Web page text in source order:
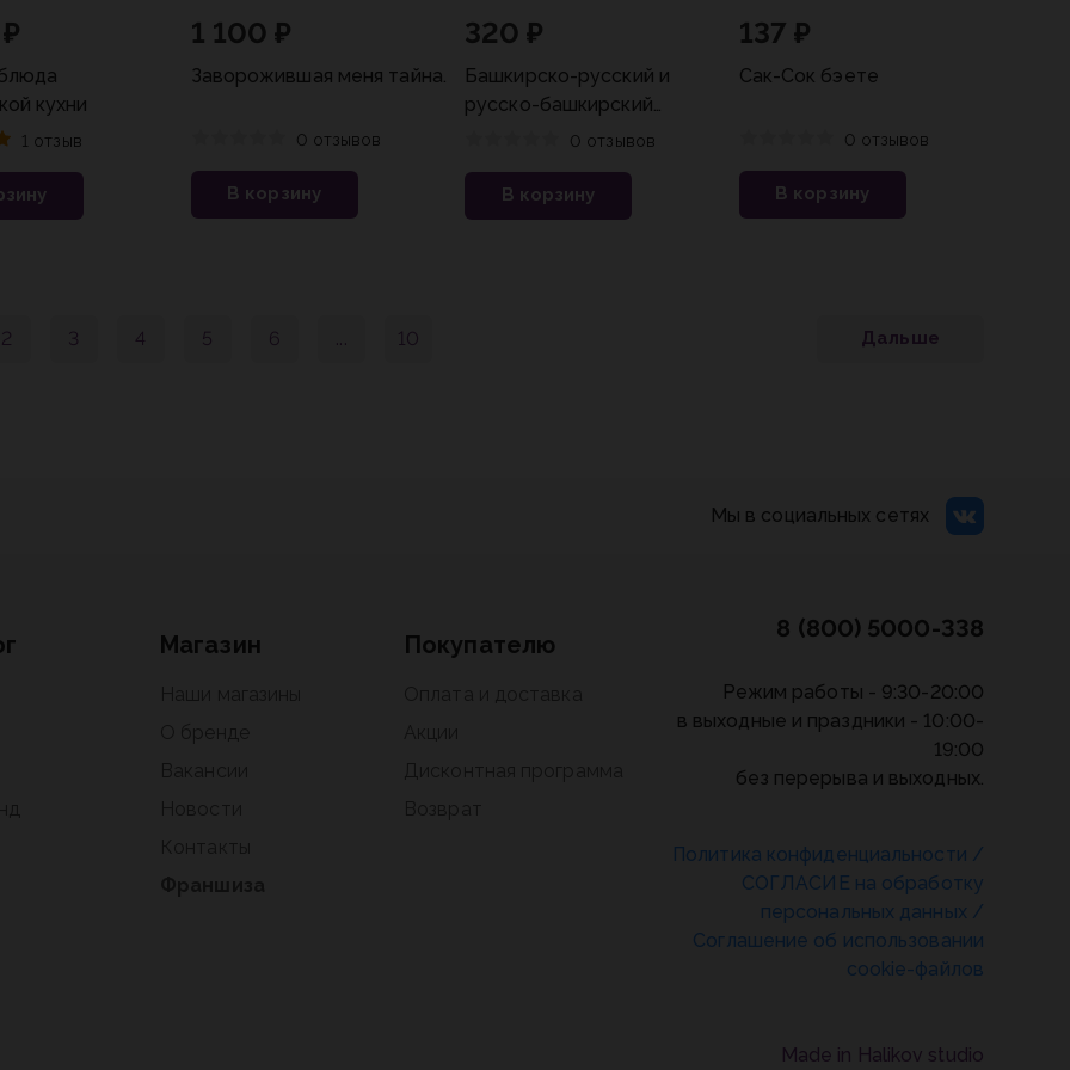
кухни
1 отзыв
1 100 ₽
Заворожившая меня тайна.
0 отзывов
В корзину
320 ₽
Башкирско-русский и
русско-башкирский
словарь.Башкирско-
0 отзывов
В корзину
137 ₽
Сак-Сок бэете
0 отзывов
В корзину
2 3 4 5 6 10 Дальше
Мы в социальных сетях
Магазин Покупателю
8 (800) 5000-338
Режим работы - 9:30-20:00
в выходные и праздники - 10:00-
19:00
без перерыва и выходных.
Политика конфиденциальности /
СОГЛАСИЕ на обработку
персональных данных /
Соглашение об использовании
cookie-файлов
Made in Halikov studio